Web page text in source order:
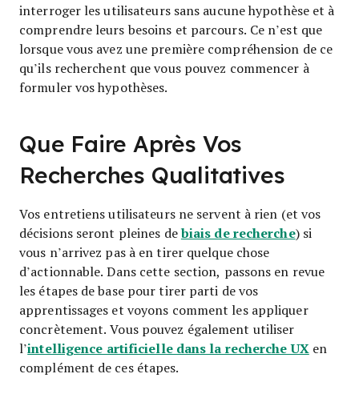
interroger les utilisateurs sans aucune hypothèse et à
comprendre leurs besoins et parcours. Ce n’est que
lorsque vous avez une première compréhension de ce
qu’ils recherchent que vous pouvez commencer à
formuler vos hypothèses.
Que Faire Après Vos
Recherches Qualitatives
Vos entretiens utilisateurs ne servent à rien (et vos
décisions seront pleines debiais de recherche) si
vous n’arrivez pas à en tirer quelque chose
d’actionnable. Dans cette section, passons en revue
les étapes de base pour tirer parti de vos
apprentissages et voyons comment les appliquer
concrètement. Vous pouvez également utiliser
l’intelligence artificielle dans la recherche UX en
complément de ces étapes.